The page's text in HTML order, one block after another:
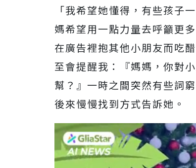
「我希望她懂得，有些孩子
媽希望用一點力量去呼籲更
在廣告裡抱其他小朋友而吃
至會提醒我：『媽媽，你對
幫？』一時之間突然有些詞
後來慢慢找到方式告訴她。